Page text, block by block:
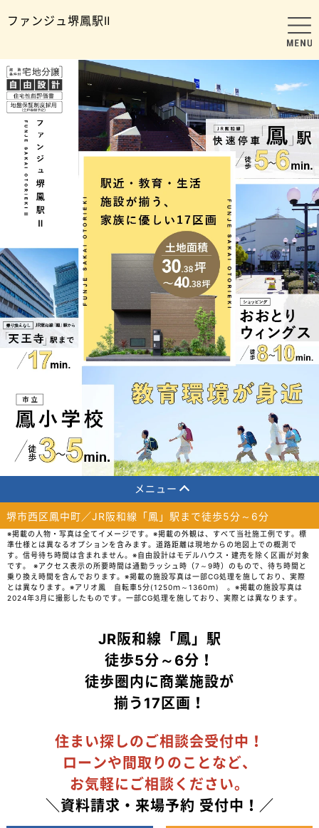
ファンジュ堺鳳駅Ⅱ
メニュー
堺市西区鳳中町／JR阪和線「鳳」駅まで徒歩5分～6分
※掲載の人物・写真は全てイメージです。※掲載の外観は、すべて当社施工例です。標
準仕様とは異なるオプションを含みます。道路距離は現地からの地図上での概測で
す。信号待ち時間は含まれません。※自由設計はモデルハウス・建売を除く区画が対象
です。 ※アクセス表示の所要時間は通勤ラッシュ時（7～9時）のもので、待ち時間と
乗り換え時間を含んでおります。※掲載の施設写真は一部CG処理を施しており、実際
とは異なります。※アリオ鳳 自転車5分(1250ｍ～1360ｍ) 。※掲載の施設写真は
2024年3月に撮影したものです。一部CG処理を施しており、実際とは異なります。
JR阪和線「鳳」駅
徒歩5分～6分！
徒歩圏内に商業施設が
揃う17区画！
住まい探しのご相談会受付中！
ローンや間取りのことなど、
お気軽にご相談ください。
＼資料請求・来場予約 受付中！／